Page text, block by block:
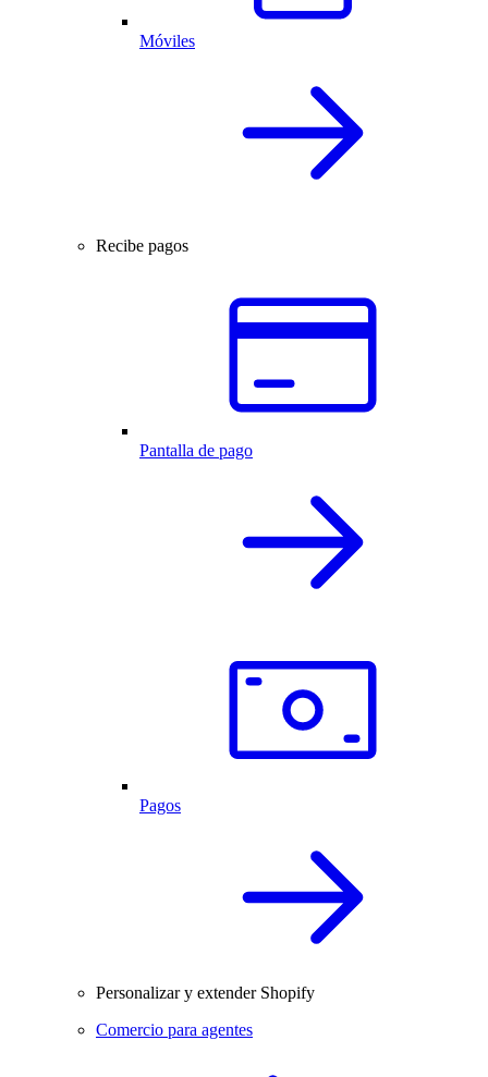
Móviles
Recibe pagos
Pantalla de pago
Pagos
Personalizar y extender Shopify
Comercio para agentes